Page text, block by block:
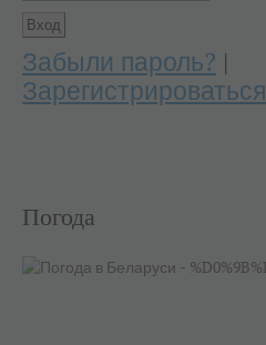
Забыли пароль? |
Зарегистрироваться
Погода